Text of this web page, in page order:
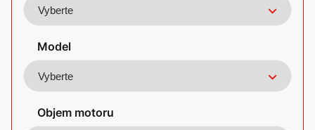
Model
Objem motoru